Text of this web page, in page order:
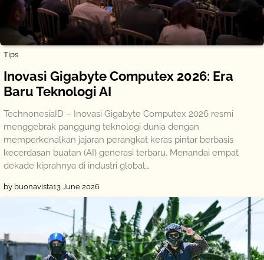
Tips
Inovasi Gigabyte Computex 2026: Era
Baru Teknologi AI
TechnonesiaID – Inovasi Gigabyte Computex 2026 resmi
menggebrak panggung teknologi dunia dengan
memperkenalkan jajaran perangkat keras pintar berbasis
kecerdasan buatan (AI) generasi terbaru. Menandai empat
dekade kiprahnya di industri global,…
by buonavista13 June 2026